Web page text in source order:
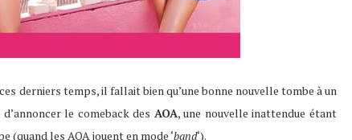
derniers temps, il fallait bien qu’une bonne nouvelle tombe à un
le comeback des AOA, une nouvelle inattendue étant
(quand les AOA jouent en mode ‘band‘).